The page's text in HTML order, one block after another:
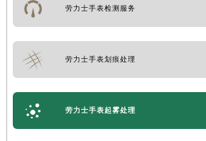
劳力士手表检测服务
劳力士手表划痕处理
劳力士手表起雾处理